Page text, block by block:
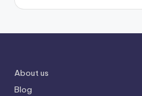
About us
Blog